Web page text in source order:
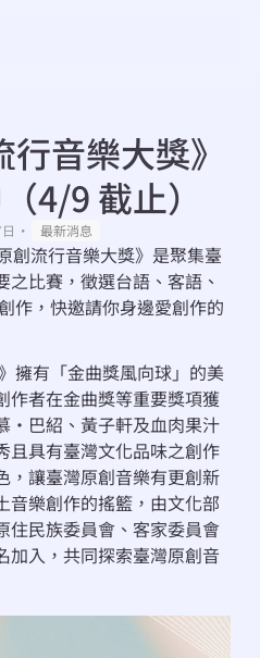
行音樂大獎》
4/9 截止）
・ 最新消息
創流行音樂大獎》是聚集臺
比賽，徵選台語、客語、
作，快邀請你身邊愛創作的
擁有「金曲獎風向球」的美
作者在金曲獎等重要獎項獲
·巴紹、黃子軒及血肉果汁
且具有臺灣文化品味之創作
，讓臺灣原創音樂有更創新
音樂創作的搖籃，由文化部
住民族委員會、客家委員會
加入，共同探索臺灣原創音